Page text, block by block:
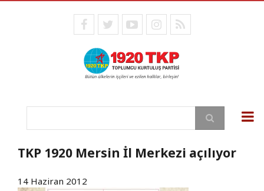
facebooktwitteryoutubeinstagram
RSS
Ara
TKP 1920 Mersin İl Merkezi açılıyor
14 Haziran 2012